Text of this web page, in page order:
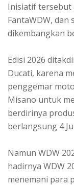
Inisiatif tersebut
FantaWDW,
dikembangkan
Edisi 2026
Ducati, karena
penggemar
Misano untuk
berdirinya
berlangsung 4
Namun WDW
hadirnya WDW
menemani para